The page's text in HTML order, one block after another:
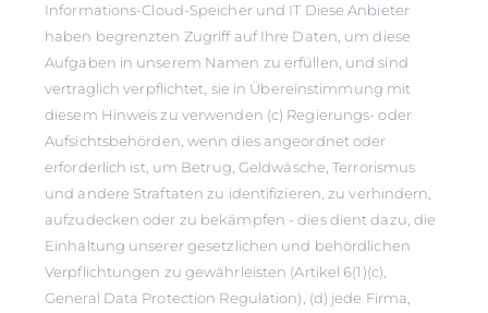
Informations-Cloud-Speicher und IT Diese Anbieter
haben begrenzten Zugriff auf Ihre Daten, um diese
Aufgaben in unserem Namen zu erfüllen, und sind
vertraglich verpflichtet, sie in Übereinstimmung mit
diesem Hinweis zu verwenden (c) Regierungs- oder
Aufsichtsbehörden, wenn dies angeordnet oder
erforderlich ist, um Betrug, Geldwäsche, Terrorismus
und andere Straftaten zu identifizieren, zu verhindern,
aufzudecken oder zu bekämpfen - dies dient dazu, die
Einhaltung unserer gesetzlichen und behördlichen
Verpflichtungen zu gewährleisten (Artikel 6(1)(c),
General Data Protection Regulation), (d) jede Firma,